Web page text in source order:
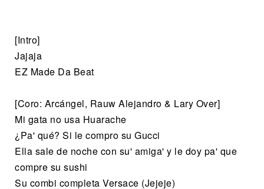
[Intro]
Jajaja
EZ Made Da Beat
[Coro: Arcángel, Rauw Alejandro & Lary Over]
Mi gata no usa Huarache
¿Pa' qué? Si le compro su Gucci
Ella sale de noche con su' amiga' y le doy pa' que
compre su sushi
Su combi completa Versace (Jejeje)